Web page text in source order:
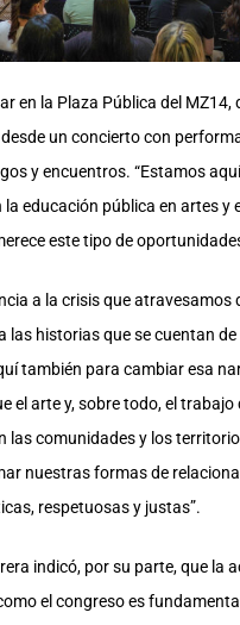
en la Plaza Pública del MZ14,
un concierto con
y encuentros. “Estamos
la educación pública en artes y
este tipo de
a la crisis que atravesamos
las historias que se cuentan de
también para cambiar esa
el arte y, sobre todo, el trabajo
las comunidades y los
nuestras formas de
respetuosas y justas”.
indicó, por su parte, que la
el congreso es